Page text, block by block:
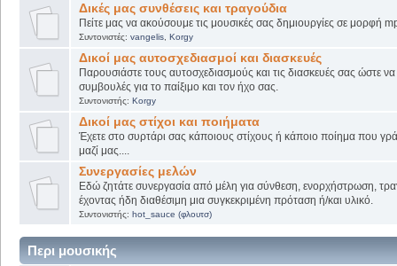
Δικές μας συνθέσεις και τραγούδια
Πείτε μας να ακούσουμε τις μουσικές σας δημιουργίες σε μορφή
Συντονιστές: vangelis, Korgy
Δικοί μας αυτοσχεδιασμοί και διασκευές
Παρουσιάστε τους αυτοσχεδιασμούς και τις διασκευές σας ώστε να
συμβουλές για το παίξιμο και τον ήχο σας.
Συντονιστής: Korgy
Δικοί μας στίχοι και ποιήματα
Έχετε στο συρτάρι σας κάποιους στίχους ή κάποιο ποίημα που
μαζί μας....
Συνεργασίες μελών
Εδώ ζητάτε συνεργασία από μέλη για σύνθεση, ενορχήστρωση,
έχοντας ήδη διαθέσιμη μια συγκεκριμένη πρόταση ή/και υλικό.
Συντονιστής: hot_sauce (φλουτσ)
Περι μουσικής